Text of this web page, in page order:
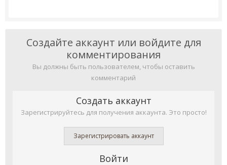
Создайте аккаунт или войдите для
комментирования
Вы должны быть пользователем, чтобы оставить
комментарий
Создать аккаунт
Зарегистрируйтесь для получения аккаунта. Это просто!
Зарегистрировать аккаунт
Войти